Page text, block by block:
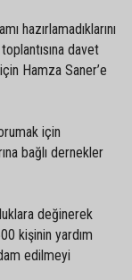
hazırlamadıklarını
davet
Hamza Saner’e
için
bağlı dernekler
değinerek
kişinin yardım
edilmeyi